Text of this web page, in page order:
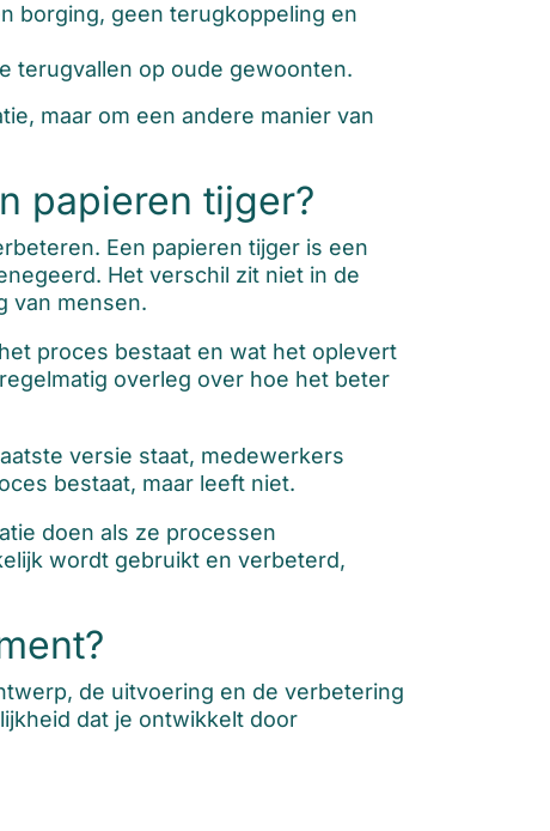
borging, geen terugkoppeling en
terugvallen op oude gewoonten.
maar om een andere manier van
papieren tijger?
Een papieren tijger is een
Het verschil zit niet in de
van mensen.
proces bestaat en wat het oplevert
overleg over hoe het beter
versie staat, medewerkers
bestaat, maar leeft niet.
doen als ze processen
wordt gebruikt en verbeterd,
de uitvoering en de verbetering
dat je ontwikkelt door